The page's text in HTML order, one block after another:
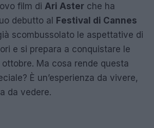
film di Ari Aster che ha
debutto al Festival di Cannes
scombussolato le aspettative di
e si prepara a conquistare le
ottobre. Ma cosa rende questa
È un’esperienza da vivere,
da vedere.